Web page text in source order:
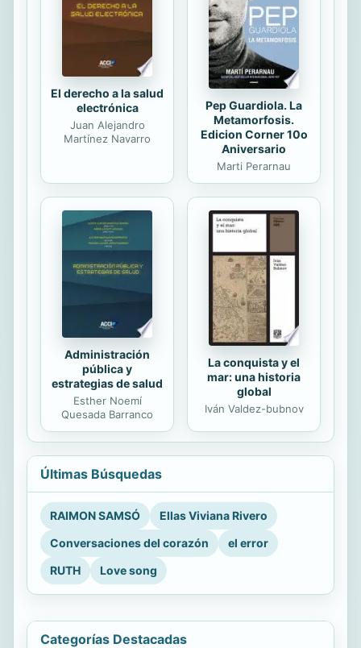
El derecho a la salud
electrónica
Juan Alejandro
Martínez Navarro
Pep Guardiola. La
Metamorfosis.
Edicion Corner 10o
Aniversario
Marti Perarnau
Administración
pública y
estrategias de salud
Esther Noemí
Quesada Barranco
La conquista y el
mar: una historia
global
Iván Valdez-bubnov
Últimas Búsquedas
RAIMON SAMSÓ
Ellas Viviana Rivero
Conversaciones del corazón
el error
RUTH
Love song
Categorías Destacadas